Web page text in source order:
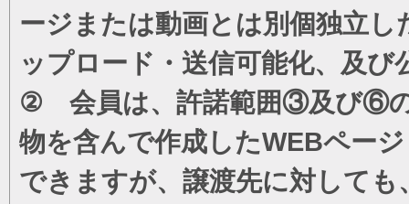
ージまたは動画とは別個独立
ップロード・送信可能化、及
② 会員は、許諾範囲③及び⑥の
物を含んで作成したWEBペー
できますが、譲渡先に対して